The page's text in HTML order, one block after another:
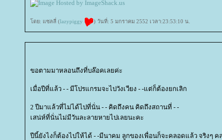
ดย: แซลลี่ (lazypiggy ) วันที่: 5 มกราคม 2552 เวลา:23:53:10 น.
ขอตามมาหลอนถึงที่บล๊อคเลยค่ะ
เมื่อปีที่แล้ว - - มีโปรแกรมจะไปวังเวียง - -แต่ก็ต้องยกเลิก
2 ปีมาแล้วที่ไม่ได้ไปที่นั่น - - คิดถึงคน คิดถึงสถานที่ - -
เสน่ห์ที่นั่นไม่มีวันละลายหายไปเลยนะคะ
ปีนี้ยังไงก็ต้องไปให้ได้ - -มีนาคม ลูกของเพื่อนก็จะคลอดแล้ว จริงๆ